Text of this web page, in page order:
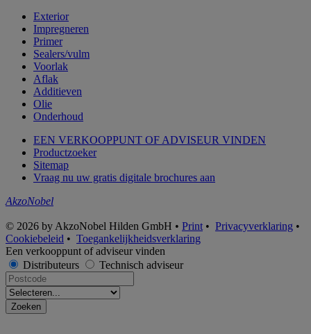
Exterior
Impregneren
Primer
Sealers/vulm
Voorlak
Aflak
Additieven
Olie
Onderhoud
EEN VERKOOPPUNT OF ADVISEUR VINDEN
Productzoeker
Sitemap
Vraag nu uw gratis digitale brochures aan
AkzoNobel
© 2026 by AkzoNobel Hilden GmbH • Print • Privacyverklaring •
Cookiebeleid • Toegankelijkheidsverklaring
Een verkooppunt of adviseur vinden
Distributeurs
Technisch adviseur